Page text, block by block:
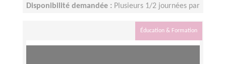
Disponibilité demandée : Plusieurs 1/2 journées par
Éducation & Formation